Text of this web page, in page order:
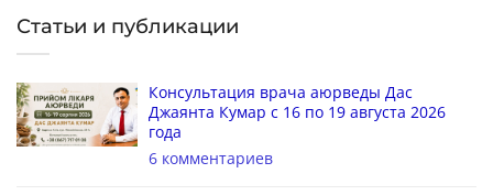
Статьи и публикации
Консультация врача аюрведы Дас
Джаянта Кумар с 16 по 19 августа 2026
года
6 комментариев